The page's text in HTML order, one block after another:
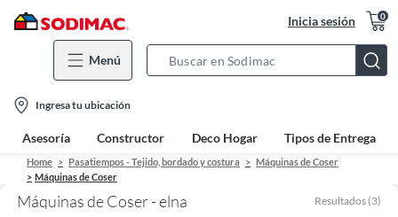
Inicia sesión 0
Menú
Bar
location-
icon
Ingresa tu ubicación
Asesoría Constructor Deco Hogar Tipos de Entrega
Home Pasatiempos - Tejido, bordado y costura
Máquinas de Coser
Máquinas de Coser
Máquinas de Coser - elna Resultados (3)